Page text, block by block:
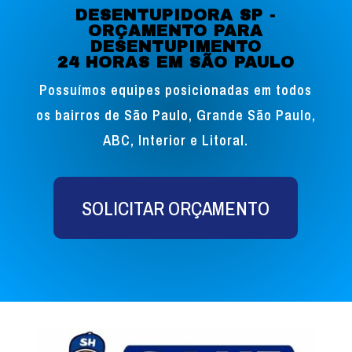
DESENTUPIDORA SP -
ORÇAMENTO PARA
DESENTUPIMENTO
24 HORAS EM SÃO PAULO
Possuímos equipes posicionadas em todos
os bairros de São Paulo, Grande São Paulo,
ABC, Interior e Litoral.
SOLICITAR ORÇAMENTO